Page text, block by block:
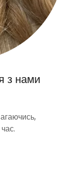
з нами